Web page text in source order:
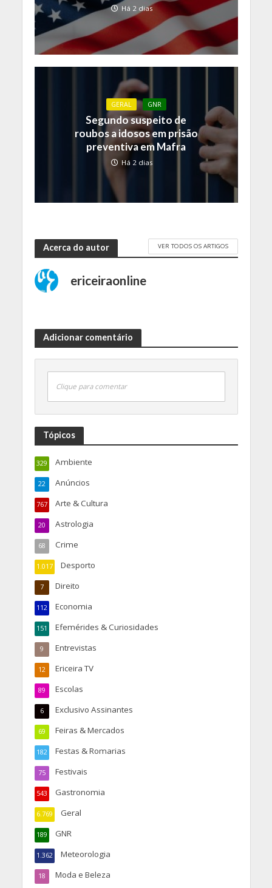
Há 2 dias
GERAL GNR
Segundo suspeito de
roubos a idosos em prisão
preventiva em Mafra
Há 2 dias
Acerca do autor VER TODOS OS ARTIGOS
ericeiraonline
Adicionar comentário
Clique para comentar
Tópicos
Ambiente
329
Anúncios
22
Arte & Cultura
767
Astrologia
20
Crime
68
Desporto
1.017
Direito
7
Economia
112
Efemérides & Curiosidades
151
Entrevistas
9
Ericeira TV
12
Escolas
89
Exclusivo Assinantes
6
Feiras & Mercados
69
Festas & Romarias
182
Festivais
75
Gastronomia
543
Geral
6.769
GNR
189
Meteorologia
1.362
Moda e Beleza
18